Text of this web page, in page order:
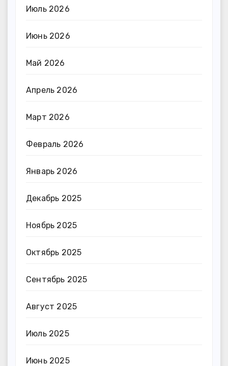
Июль 2026
Июнь 2026
Май 2026
Апрель 2026
Март 2026
Февраль 2026
Январь 2026
Декабрь 2025
Ноябрь 2025
Октябрь 2025
Сентябрь 2025
Август 2025
Июль 2025
Июнь 2025